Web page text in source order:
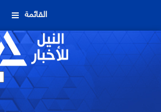
القائمة